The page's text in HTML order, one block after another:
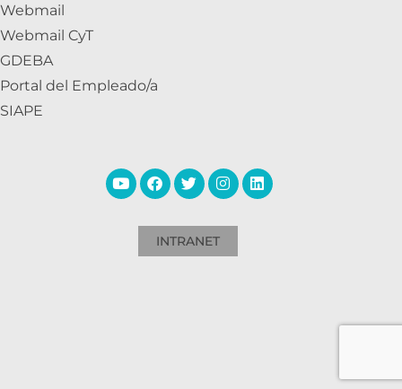
Webmail
Webmail CyT
GDEBA
Portal del Empleado/a
SIAPE
INTRANET